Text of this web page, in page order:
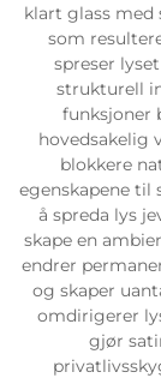
klart glass med
som
spreser
strukturell
funksjoner
hovedsakelig
blokkere
egenskapene til
å spreda lys
skape en
endrer
og skaper
omdirigerer
gjør